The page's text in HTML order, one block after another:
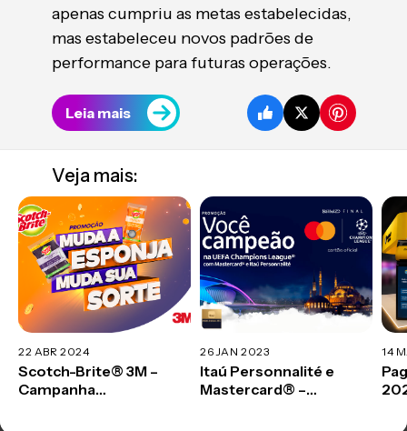
apenas cumpriu as metas estabelecidas,
mas estabeleceu novos padrões de
performance para futuras operações.
Leia mais
Veja mais:
22 ABR 2024
Scotch-Brite® 3M –
Campanha
26 JAN 2023
Itaú Personnalité e
Mastercard® –
14